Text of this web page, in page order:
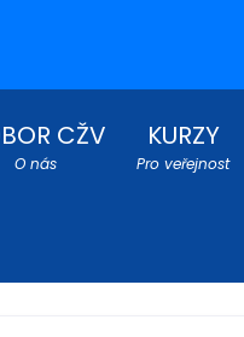
CŽV
O nás
KURZY
Pro veřejnost